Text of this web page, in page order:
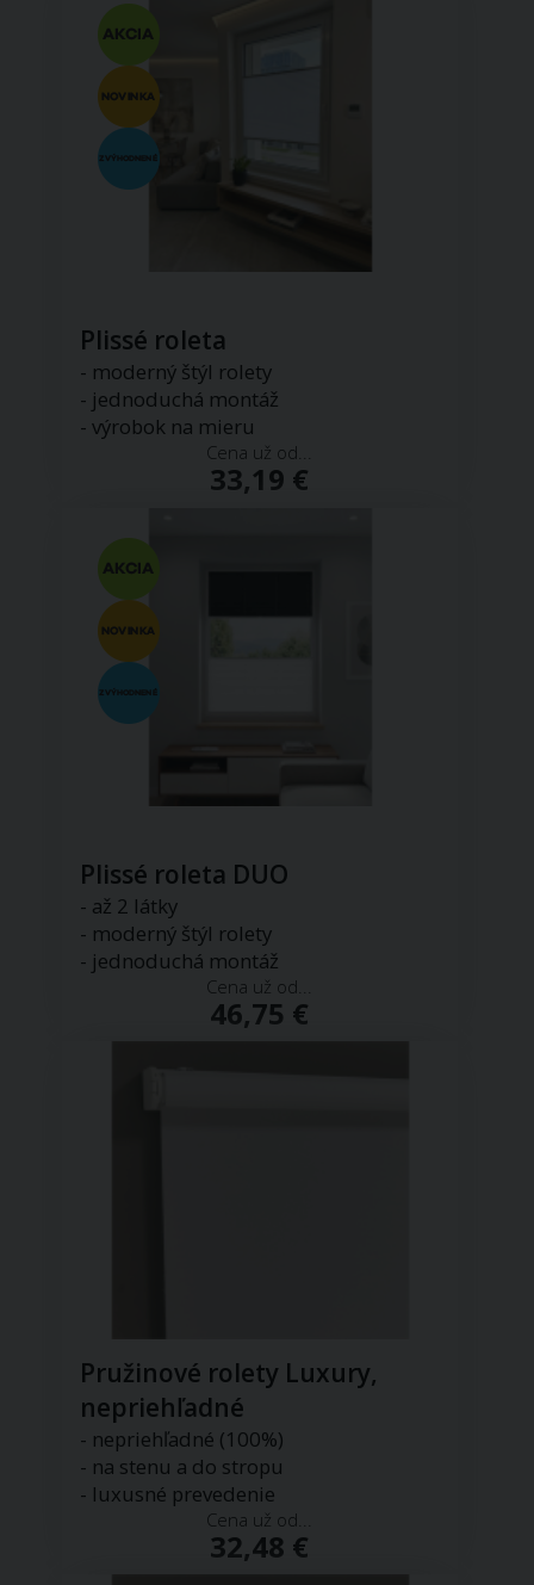
Plissé roleta
- moderný štýl rolety
- jednoduchá montáž
- výrobok na mieru
Cena už od...
33,19 €
Plissé roleta DUO
- až 2 látky
- moderný štýl rolety
- jednoduchá montáž
Cena už od...
46,75 €
Pružinové rolety Luxury,
nepriehľadné
- nepriehľadné (100%)
- na stenu a do stropu
- luxusné prevedenie
Cena už od...
32,48 €